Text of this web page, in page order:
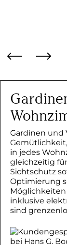
Gardinen und
in jedes
gleichzeitig
Sichtschutz
Optimierung
inklusive
sind